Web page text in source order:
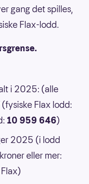
gang det spilles,
Flax-lodd.
i 2025: (alle
(fysiske Flax lodd:
10 959 646)
2025 (i lodd
eller mer: